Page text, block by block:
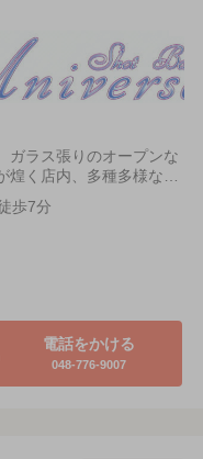
ガラス張りのオープンな
煌く店内、多種多様な…
歩7分
電話をかける
048-776-9007